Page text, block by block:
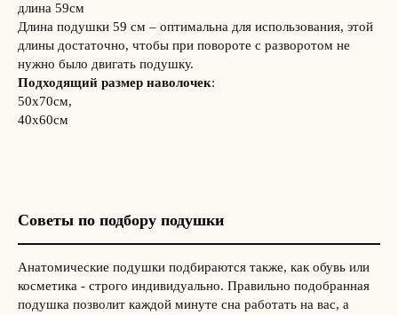
длина 59см
Длина подушки 59 см – оптимальна для использования, этой
длины достаточно, чтобы при повороте с разворотом не
нужно было двигать подушку.
Подходящий размер наволочек:
50х70см,
40х60см
Советы по подбору подушки
Анатомические подушки подбираются также, как обувь или
косметика - строго индивидуально. Правильно подобранная
подушка позволит каждой минуте сна работать на вас, а